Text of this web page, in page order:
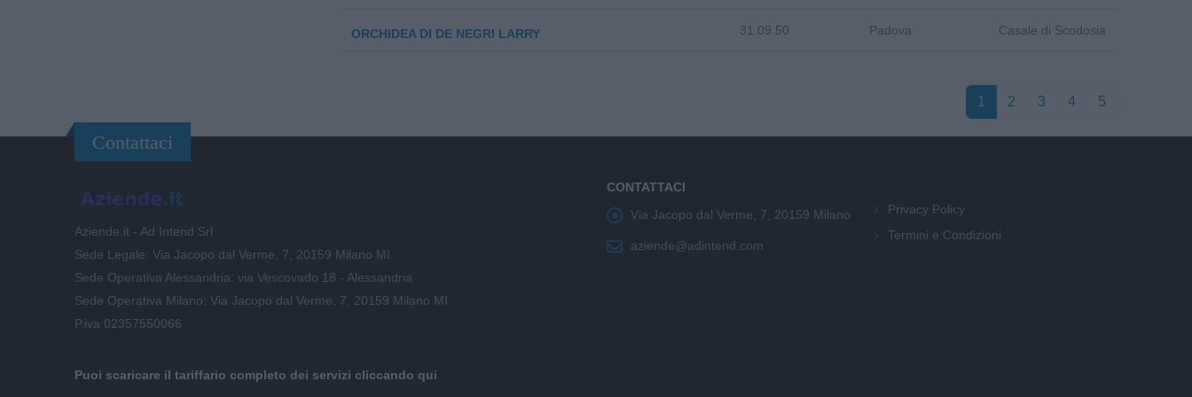
ORCHIDEA DI DE NEGRI LARRY 31.09.50 Padova Casale di Scodosia
1 2 3 4 5
Contattaci
Aziende.it - Ad Intend Srl
Sede Legale: Via Jacopo dal Verme, 7, 20159 Milano MI
Sede Operativa Alessandria: via Vescovado 18 - Alessandria
Sede Operativa Milano: Via Jacopo dal Verme, 7, 20159 Milano MI
P.iva 02357550066
CONTATTACI
Via Jacopo dal Verme, 7, 20159 Milano
aziende@adintend.com
Privacy Policy
Termini e Condizioni
Puoi scaricare il tariffario completo dei servizi cliccando qui